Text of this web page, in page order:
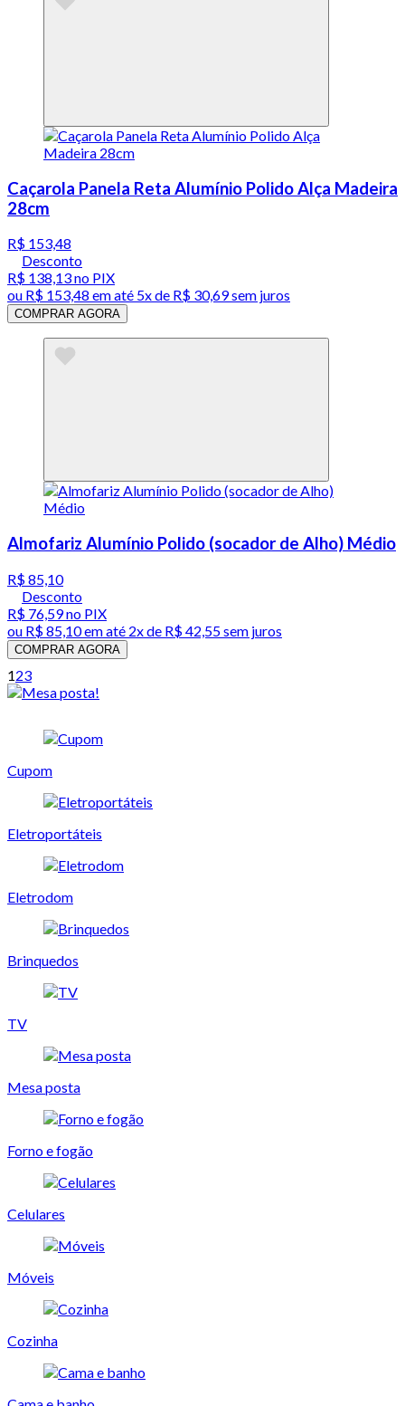
Caçarola Panela Reta Alumínio Polido Alça Madeira
28cm
R$ 153,48
Desconto
R$ 138,13no PIX
ou R$ 153,48 em até 5x de R$ 30,69 sem juros
COMPRAR AGORA
Almofariz Alumínio Polido (socador de Alho) Médio
R$ 85,10
Desconto
R$ 76,59no PIX
ou R$ 85,10em até 2x de R$ 42,55 sem juros
COMPRAR AGORA
123
Cupom
Eletroportáteis
Eletrodom
Brinquedos
TV
Mesa posta
Forno e fogão
Celulares
Móveis
Cozinha